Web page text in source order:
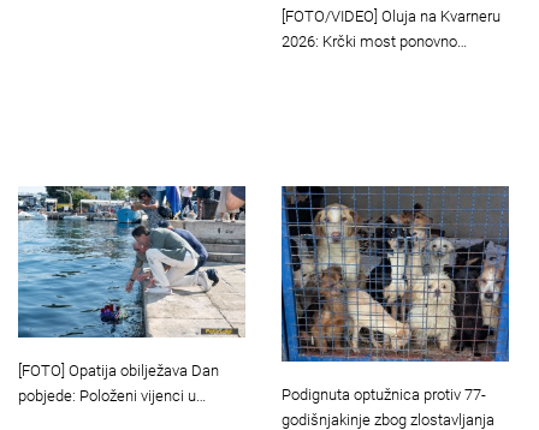
[FOTO/VIDEO] Oluja na Kvarneru
2026: Krčki most ponovno…
[FOTO] Opatija obilježava Dan
pobjede: Položeni vijenci u…
Podignuta optužnica protiv 77-
godišnjakinje zbog zlostavljanja